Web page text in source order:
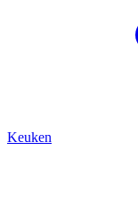
Keuken